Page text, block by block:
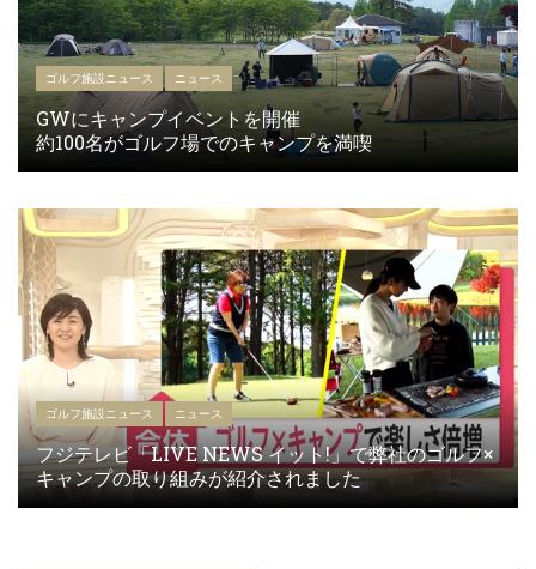
ゴルフ施設ニュース ニュース
GWにキャンプイベントを開催
約100名がゴルフ場でのキャンプを満喫
ゴルフ施設ニュース ニュース
フジテレビ「LIVE NEWS イット!」で弊社のゴルフ×
キャンプの取り組みが紹介されました